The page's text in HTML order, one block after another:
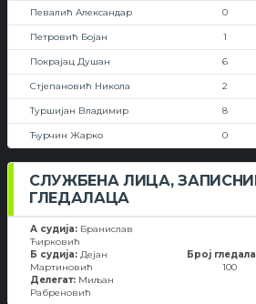
Певалић Александар 0
Петровић Бојан 1
Покрајац Душан 6
Стјепановић Никола 2
Туршијан Владимир 8
Ћурчин Жарко 0
СЛУЖБЕНА ЛИЦА,
ГЛЕДАЛАЦА
А судија: Бранислав
Ћирковић
Б судија: Дејан
Мартиновић
Делегат: Миљан
Рабреновић
Број
100